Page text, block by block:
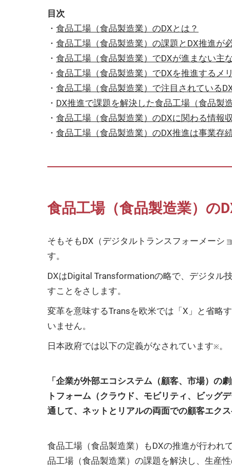
目次
・ 食品工場（食品製造業）のDXとは？
・ 食品工場（食品製造業）の課題とDX推進が
・ 食品工場（食品製造業）でDXが進まない主
・ 食品工場（食品製造業）でDXを推進するメ
・ 食品工場（食品製造業）で注目されている
・ DX推進で課題を解決した食品工場（食品製
・ 食品工場（食品製造業）のDXに関わる情報
・ 食品工場（食品製造業）のDX推進は事業存
食品工場（食品製造業）の
そもそもDX（デジタルトランスフォーメーシ
す。
DXはDigital Transformationの略で、デジタル
すことをさします。
変革を意味するTransを欧米では「X」と省略
いません。
日本政府では以下の定義がなされています※ 。
「企業が外部エコシステム（顧客、市場）の
トフォーム（クラウド、モビリティ、ビッグ
通して、ネットとリアルの両面での顧客エク
食品工場（食品製造業）もDXの推進が行われ
品工場（食品製造業）の課題を解決し、生産